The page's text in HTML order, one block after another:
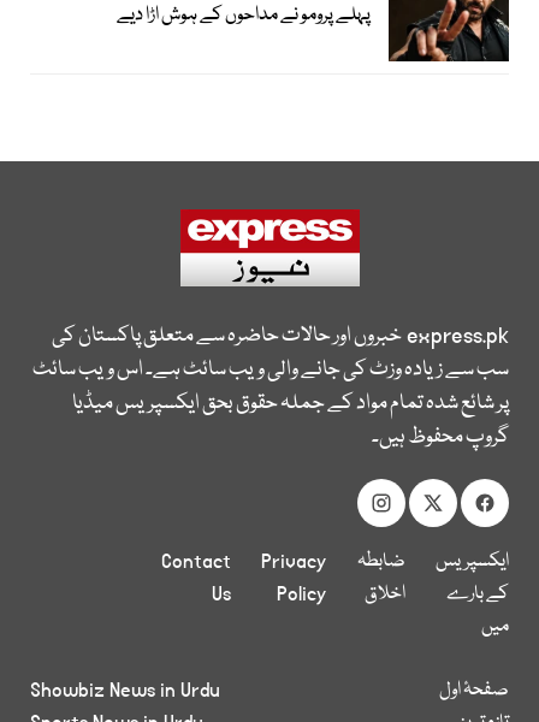
پہلے پرومو نے مداحوں کے ہوش اڑا دیے
express.pkخبروں اور حالات حاضرہ سے متعلق پاکستان کی
سب سے زیادہ وزٹ کی جانے والی ویب سائٹ ہے۔ اس ویب سائٹ
پر شائع شدہ تمام مواد کے جملہ حقوق بحق ایکسپریس میڈیا
گروپ محفوظ ہیں۔
ایکسپریس
کے بارے
میں
ضابطہ
اخلاق
Privacy
Policy
Contact
Us
صفحۂ اول
Showbiz News in Urdu